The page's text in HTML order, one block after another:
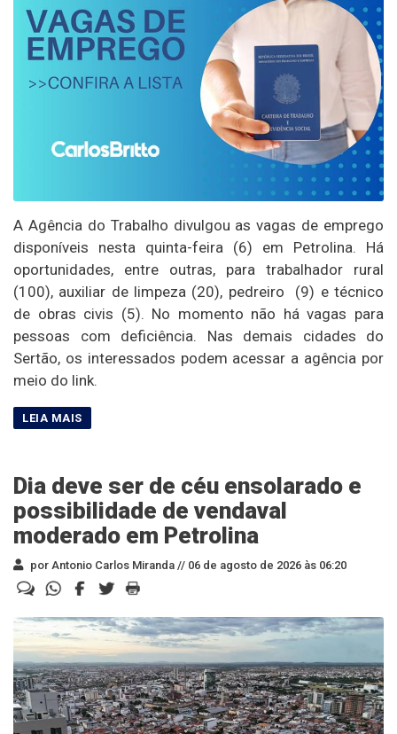
A Agência do Trabalho divulgou as vagas de emprego
disponíveis nesta quinta-feira (6) em Petrolina. Há
oportunidades, entre outras, para trabalhador rural
(100), auxiliar de limpeza (20), pedreiro (9) e técnico
de obras civis (5). No momento não há vagas para
pessoas com deficiência. Nas demais cidades do
Sertão, os interessados podem acessar a agência por
meio do link.
Dia deve ser de céu ensolarado e
possibilidade de vendaval
moderado em Petrolina
por Antonio Carlos Miranda // 06 de agosto de 2026 às 06:20